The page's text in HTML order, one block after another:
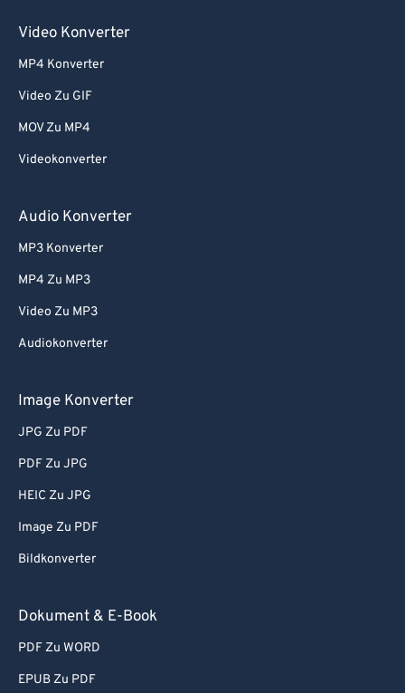
Video Konverter
MP4 Konverter
Video Zu GIF
MOV Zu MP4
Videokonverter
Audio Konverter
MP3 Konverter
MP4 Zu MP3
Video Zu MP3
Audiokonverter
Image Konverter
JPG Zu PDF
PDF Zu JPG
HEIC Zu JPG
Image Zu PDF
Bildkonverter
Dokument & E-Book
PDF Zu WORD
EPUB Zu PDF